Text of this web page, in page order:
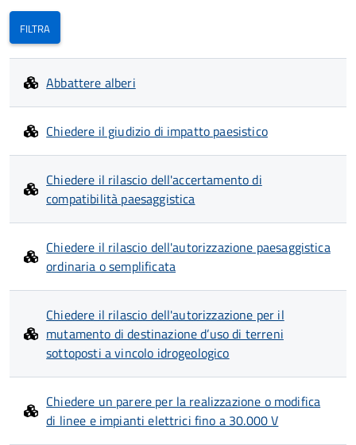
Abbattere alberi
Chiedere il giudizio di impatto paesistico
Chiedere il rilascio dell'accertamento di
compatibilità paesaggistica
Chiedere il rilascio dell'autorizzazione paesaggistica
ordinaria o semplificata
Chiedere il rilascio dell'autorizzazione per il
mutamento di destinazione d’uso di terreni
sottoposti a vincolo idrogeologico
Chiedere un parere per la realizzazione o modifica
di linee e impianti elettrici fino a 30.000 V